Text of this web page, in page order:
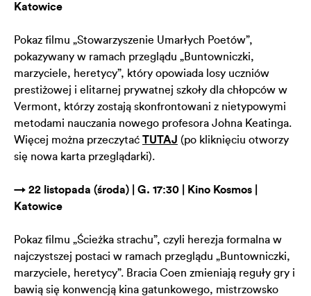
Katowice
Pokaz filmu „Stowarzyszenie Umarłych Poetów”,
pokazywany w ramach przeglądu „Buntowniczki,
marzyciele, heretycy”, który opowiada losy uczniów
prestiżowej i elitarnej prywatnej szkoły dla chłopców w
Vermont, którzy zostają skonfrontowani z nietypowymi
metodami nauczania nowego profesora Johna Keatinga.
Więcej można przeczytać TUTAJ (po kliknięciu otworzy
się nowa karta przeglądarki).
→ 22 listopada (środa) | G. 17:30 | Kino Kosmos |
Katowice
Pokaz filmu „Ścieżka strachu”, czyli herezja formalna w
najczystszej postaci w ramach przeglądu „Buntowniczki,
marzyciele, heretycy”. Bracia Coen zmieniają reguły gry i
bawią się konwencją kina gatunkowego, mistrzowsko